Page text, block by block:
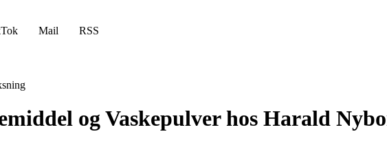
Mail RSS
og Vaskepulver hos Harald